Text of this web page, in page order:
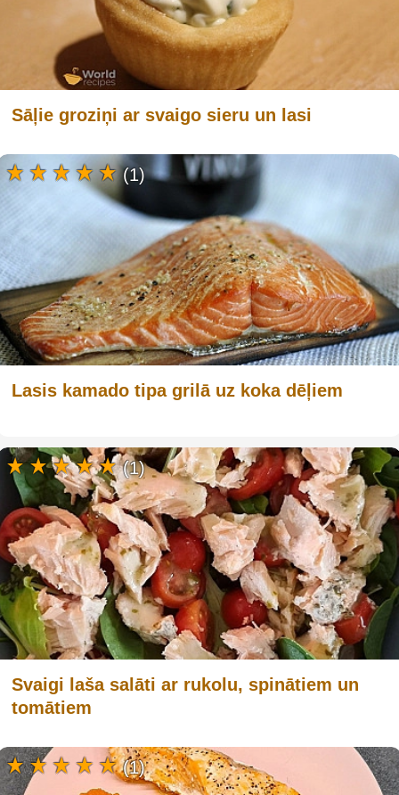
Sāļie groziņi ar svaigo sieru un lasi
Lasis kamado tipa grilā uz koka dēļiem
(1)
Svaigi laša salāti ar rukolu, spinātiem un
tomātiem
(1)
(1)